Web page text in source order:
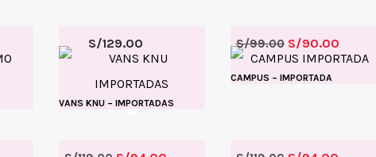
VANS KNU – IMPORTADAS
S/129.00
CAMPUS – IMPORTADA
S/99.00 S/90.00